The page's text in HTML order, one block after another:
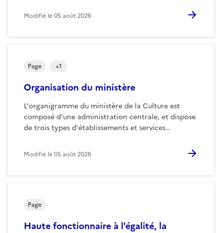
Modifié le05 août 2026
Organisation du ministère
L'organigramme du ministère de la Culture est
composé d'une administration centrale, et dispose
de trois types d'établissements et services…
Page +1
Modifié le05 août 2026
Haute fonctionnaire à l'égalité, la
Page